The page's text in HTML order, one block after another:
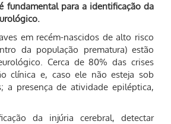
fundamental para a identificação da
em recém-nascidos de alto risco
da população prematura) estão
Cerca de 80% das crises
clínica e, caso ele não esteja sob
a presença de atividade epiléptica,
da injúria cerebral, detectar